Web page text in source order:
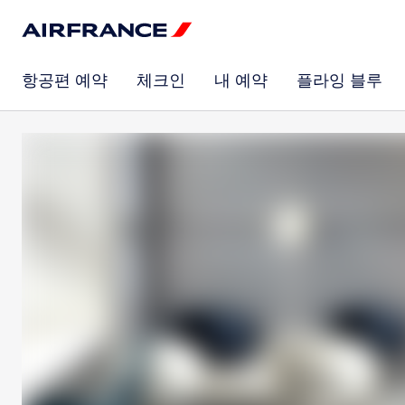
항공편 예약 체크인 내 예약 플라잉 블루